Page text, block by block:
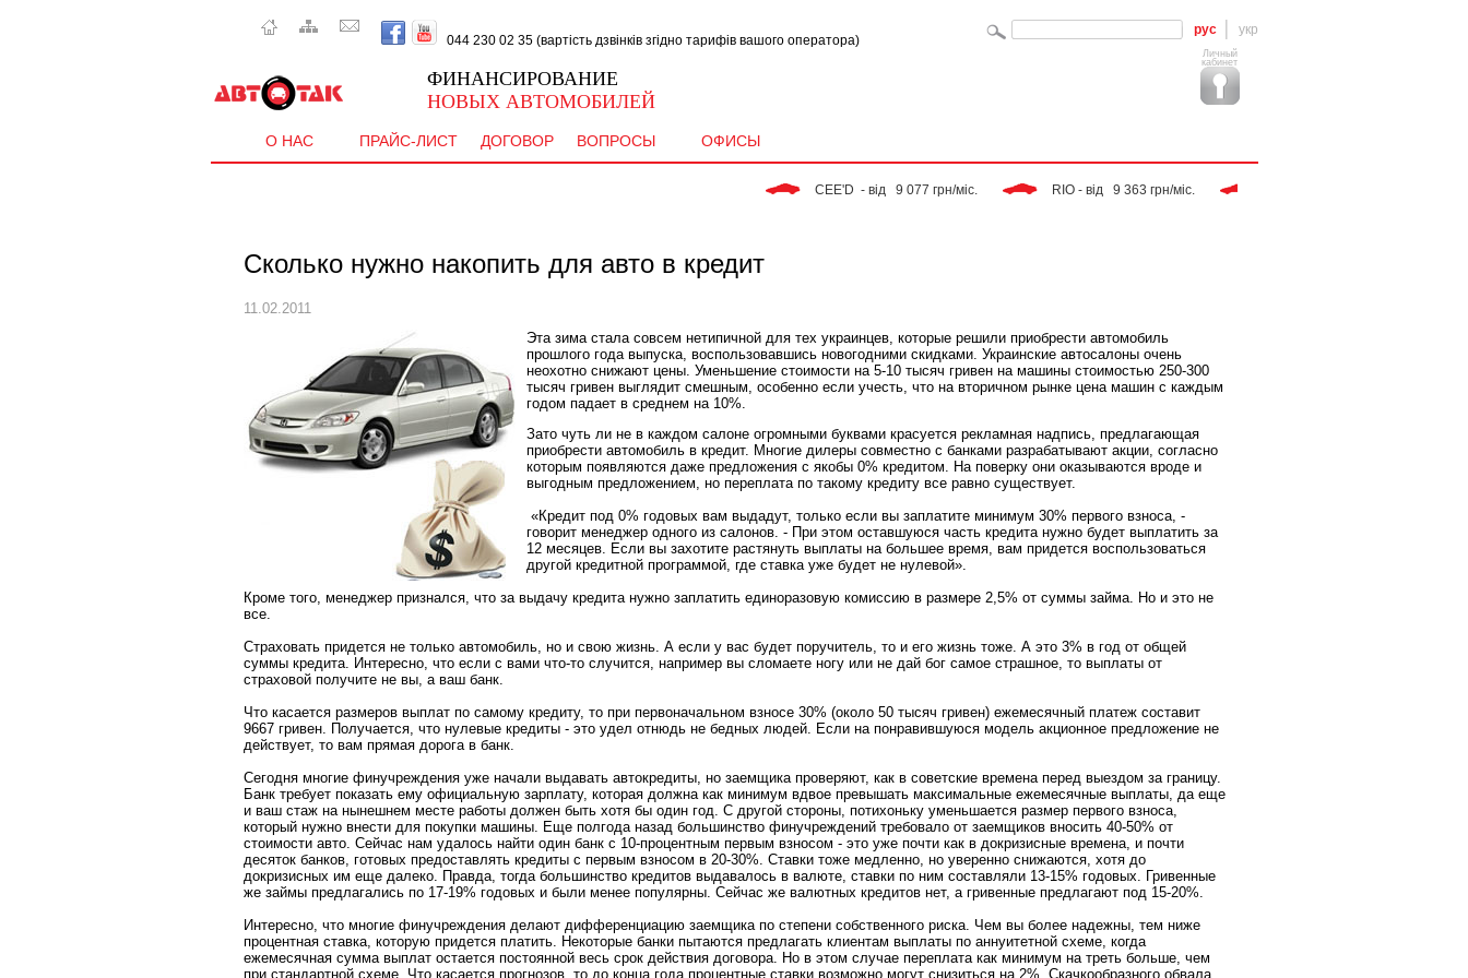
044 230 02 35 (вартість дзвінків згідно тарифів вашого оператора)
рус укр
ФИНАНСИРОВАНИЕ
НОВЫХ АВТОМОБИЛЕЙ
Личный
кабинет
О НАС ПРАЙС-ЛИСТ ДОГОВОР ВОПРОСЫ ОФИСЫ
CEE'D  - від   9 077 грн/міс. RIO - від   9 363 грн/міс.
Сколько нужно накопить для авто в кредит
11.02.2011
Эта зима стала совсем нетипичной для тех украинцев, которые решили приобрести автомобиль
прошлого года выпуска, воспользовавшись новогодними скидками. Украинские автосалоны очень
неохотно снижают цены. Уменьшение стоимости на 5-10 тысяч гривен на машины стоимостью 250-300
тысяч гривен выглядит смешным, особенно если учесть, что на вторичном рынке цена машин с каждым
годом падает в среднем на 10%.
Зато чуть ли не в каждом салоне огромными буквами красуется рекламная надпись, предлагающая
приобрести автомобиль в кредит. Многие дилеры совместно с банками разрабатывают акции, согласно
которым появляются даже предложения с якобы 0% кредитом. На поверку они оказываются вроде и
выгодным предложением, но переплата по такому кредиту все равно существует.
«Кредит под 0% годовых вам выдадут, только если вы заплатите минимум 30% первого взноса, -
говорит менеджер одного из салонов. - При этом оставшуюся часть кредита нужно будет выплатить за
12 месяцев. Если вы захотите растянуть выплаты на большее время, вам придется воспользоваться
другой кредитной программой, где ставка уже будет не нулевой».
Кроме того, менеджер признался, что за выдачу кредита нужно заплатить единоразовую комиссию в размере 2,5% от суммы займа. Но и это не
все.
Страховать придется не только автомобиль, но и свою жизнь. А если у вас будет поручитель, то и его жизнь тоже. А это 3% в год от общей
суммы кредита. Интересно, что если с вами что-то случится, например вы сломаете ногу или не дай бог самое страшное, то выплаты от
страховой получите не вы, а ваш банк.
Что касается размеров выплат по самому кредиту, то при первоначальном взносе 30% (около 50 тысяч гривен) ежемесячный платеж составит
9667 гривен. Получается, что нулевые кредиты - это удел отнюдь не бедных людей. Если на понравившуюся модель акционное предложение не
действует, то вам прямая дорога в банк.
Сегодня многие финучреждения уже начали выдавать автокредиты, но заемщика проверяют, как в советские времена перед выездом за границу.
Банк требует показать ему официальную зарплату, которая должна как минимум вдвое превышать максимальные ежемесячные выплаты, да еще
и ваш стаж на нынешнем месте работы должен быть хотя бы один год. С другой стороны, потихоньку уменьшается размер первого взноса,
который нужно внести для покупки машины. Еще полгода назад большинство финучреждений требовало от заемщиков вносить 40-50% от
стоимости авто. Сейчас нам удалось найти один банк с 10-процентным первым взносом - это уже почти как в докризисные времена, и почти
десяток банков, готовых предоставлять кредиты с первым взносом в 20-30%. Ставки тоже медленно, но уверенно снижаются, хотя до
докризисных им еще далеко. Правда, тогда большинство кредитов выдавалось в валюте, ставки по ним составляли 13-15% годовых. Гривенные
же займы предлагались по 17-19% годовых и были менее популярны. Сейчас же валютных кредитов нет, а гривенные предлагают под 15-20%.
Интересно, что многие финучреждения делают дифференциацию заемщика по степени собственного риска. Чем вы более надежны, тем ниже
процентная ставка, которую придется платить. Некоторые банки пытаются предлагать клиентам выплаты по аннуитетной схеме, когда
ежемесячная сумма выплат остается постоянной весь срок действия договора. Но в этом случае переплата как минимум на треть больше, чем
при стандартной схеме. Что касается прогнозов, то до конца года процентные ставки возможно могут снизиться на 2%. Скачкообразного обвала